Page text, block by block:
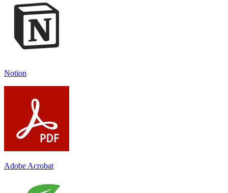
Notion
Adobe Acrobat